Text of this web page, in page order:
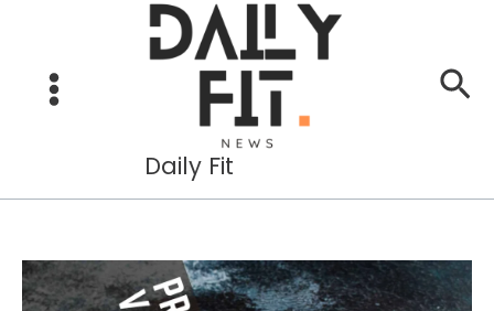
contenu
Daily Fit